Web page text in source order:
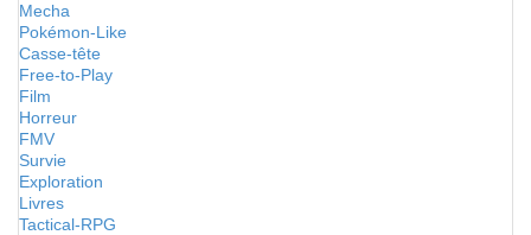
Mecha
Pokémon-Like
Casse-tête
Free-to-Play
Film
Horreur
FMV
Survie
Exploration
Livres
Tactical-RPG